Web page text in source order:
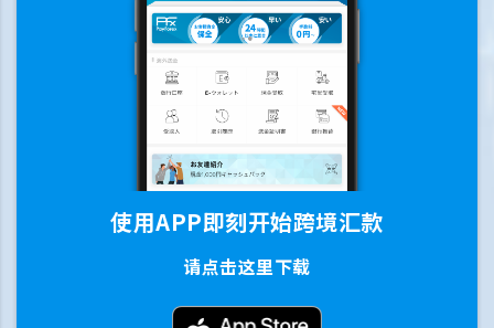
使用APP即刻开始跨境汇款
请点击这里下载